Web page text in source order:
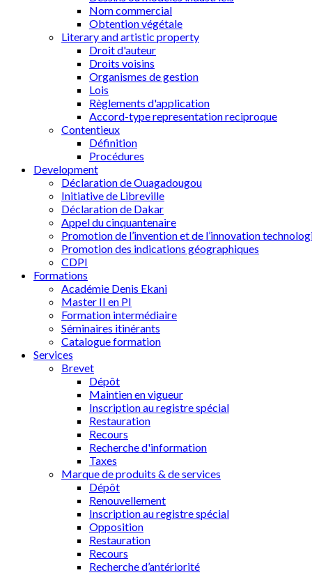
Nom commercial
Obtention végétale
Literary and artistic property
Droit d'auteur
Droits voisins
Organismes de gestion
Lois
Règlements d'application
Accord-type representation reciproque
Contentieux
Définition
Procédures
Development
Déclaration de Ouagadougou
Initiative de Libreville
Déclaration de Dakar
Appel du cinquantenaire
Promotion de l’invention et de l’innovation
Promotion des indications géographiques
CDPI
Formations
Académie Denis Ekani
Master II en PI
Formation intermédiaire
Séminaires itinérants
Catalogue formation
Services
Brevet
Dépôt
Maintien en vigueur
Inscription au registre spécial
Restauration
Recours
Recherche d'information
Taxes
Marque de produits & de services
Dépôt
Renouvellement
Inscription au registre spécial
Opposition
Restauration
Recours
Recherche d’antériorité